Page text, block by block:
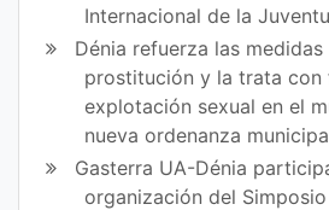
Internacional de la
Dénia refuerza las
prostitución y la trata con
explotación sexual en el
nueva ordenanza
Gasterra UA-Dénia
organización del